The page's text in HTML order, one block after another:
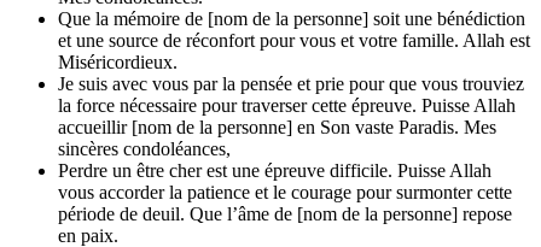
Que la mémoire de [nom de la personne] soit une bénédiction
et une source de réconfort pour vous et votre famille. Allah est
Miséricordieux.
Je suis avec vous par la pensée et prie pour que vous trouviez
la force nécessaire pour traverser cette épreuve. Puisse Allah
accueillir [nom de la personne] en Son vaste Paradis. Mes
sincères condoléances,
Perdre un être cher est une épreuve difficile. Puisse Allah
vous accorder la patience et le courage pour surmonter cette
période de deuil. Que l’âme de [nom de la personne] repose
en paix.